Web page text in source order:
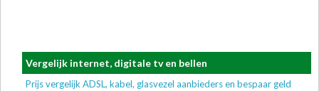
Vergelijk internet, digitale tv en bellen
Prijs vergelijk ADSL, kabel, glasvezel aanbieders en bespaar geld